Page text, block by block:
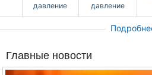
давление
давление
Главные новости